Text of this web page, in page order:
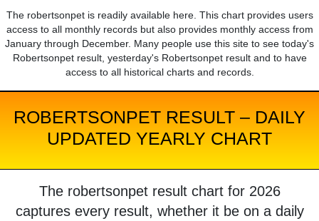
The robertsonpet is readily available here. This chart provides users
access to all monthly records but also provides monthly access from
January through December. Many people use this site to see today's
Robertsonpet result, yesterday's Robertsonpet result and to have
access to all historical charts and records.
ROBERTSONPET RESULT – DAILY
UPDATED YEARLY CHART
The robertsonpet result chart for 2026
captures every result, whether it be on a daily